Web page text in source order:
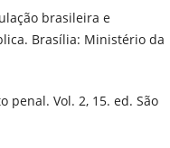
brasileira e
Brasília: Ministério da
penal. Vol. 2, 15. ed. São